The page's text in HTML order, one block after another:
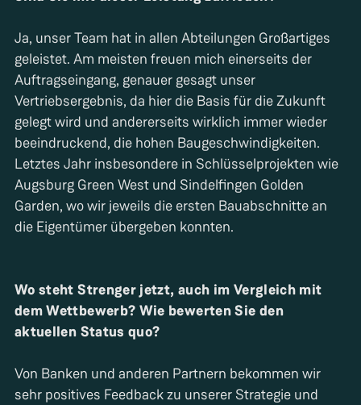
Ja, unser Team hat in allen Abteilungen Großartiges
geleistet. Am meisten freuen mich einerseits der
Auftragseingang, genauer gesagt unser
Vertriebsergebnis, da hier die Basis für die Zukunft
gelegt wird und andererseits wirklich immer wieder
beeindruckend, die hohen Baugeschwindigkeiten.
Letztes Jahr insbesondere in Schlüsselprojekten wie
Augsburg Green West und Sindelfingen Golden
Garden, wo wir jeweils die ersten Bauabschnitte an
die Eigentümer übergeben konnten.
Wo steht Strenger jetzt, auch im Vergleich mit
dem Wettbewerb? Wie bewerten Sie den
aktuellen Status quo?
Von Banken und anderen Partnern bekommen wir
sehr positives Feedback zu unserer Strategie und